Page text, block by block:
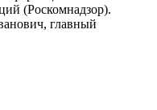
(Роскомнадзор).
главный